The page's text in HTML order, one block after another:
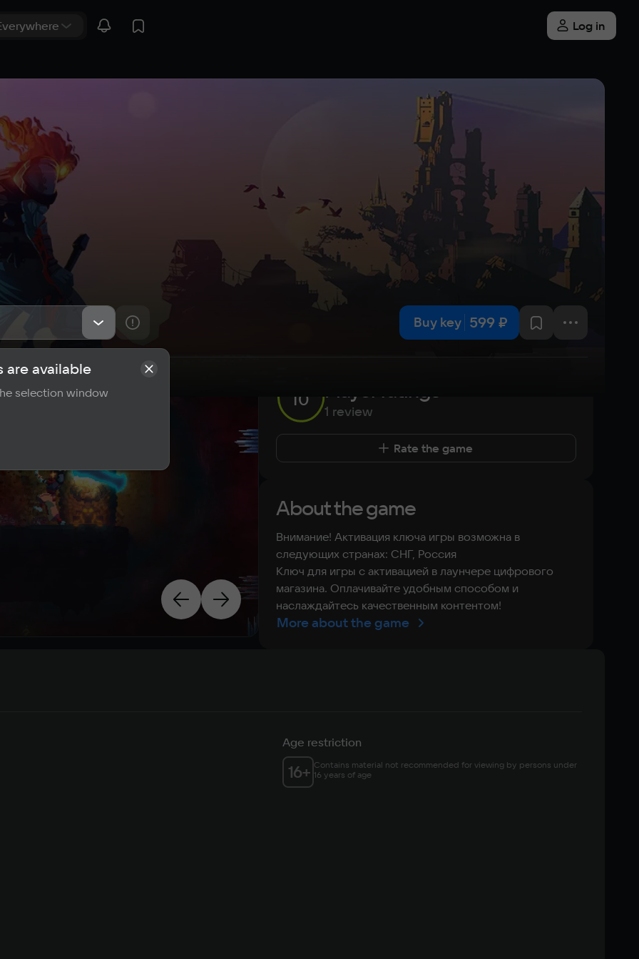
Log in
Buy key 599 ₽
Reviews
10 Player ratings
1 review
Rate the game
About the game
Внимание! Активация ключа игры возможна в
следующих странах: СНГ, Россия
Ключ для игры с активацией в лаунчере цифрового
магазина. Оплачивайте удобным способом и
наслаждайтесь качественным контентом!
More about the game
Age restriction
16+ Contains material not recommended for viewing by persons under
16 years of age
are available
selection window